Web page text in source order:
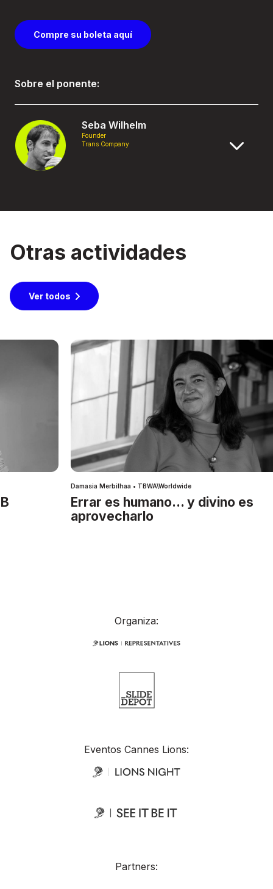
Compre su boleta aquí
Sobre el ponente:
Seba Wilhelm
Founder
Trans Company
Otras actividades
Ver todos
Damasia Merbilhaa • TBWA\Worldwide
Errar es humano… y divino es
aprovecharlo
Organiza:
Eventos Cannes Lions:
Partners: